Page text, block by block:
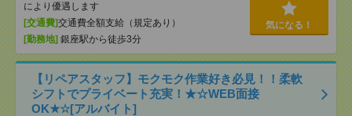
により優遇します
[交通費]交通費全額支給（規定あり）
[勤務地] 銀座駅から徒歩3分
気になる！
【リペアスタッフ】モクモク作業好き必見！！柔軟
シフトでプライベート充実！★☆WEB面接
OK★☆[アルバイト]